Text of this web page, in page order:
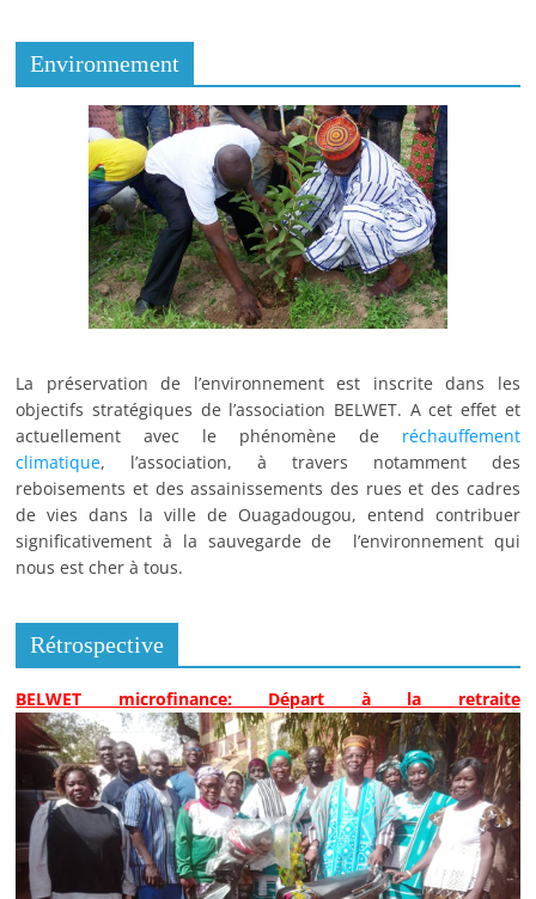
Environnement
La préservation de l’environnement est inscrite dans les
objectifs stratégiques de l’association BELWET. A cet effet et
actuellement avec le phénomène de réchauffement
climatique, l’association, à travers notamment des
reboisements et des assainissements des rues et des cadres
de vies dans la ville de Ouagadougou, entend contribuer
significativement à la sauvegarde de l’environnement qui
nous est cher à tous.
Rétrospective
BELWET microfinance: Départ à la retraite